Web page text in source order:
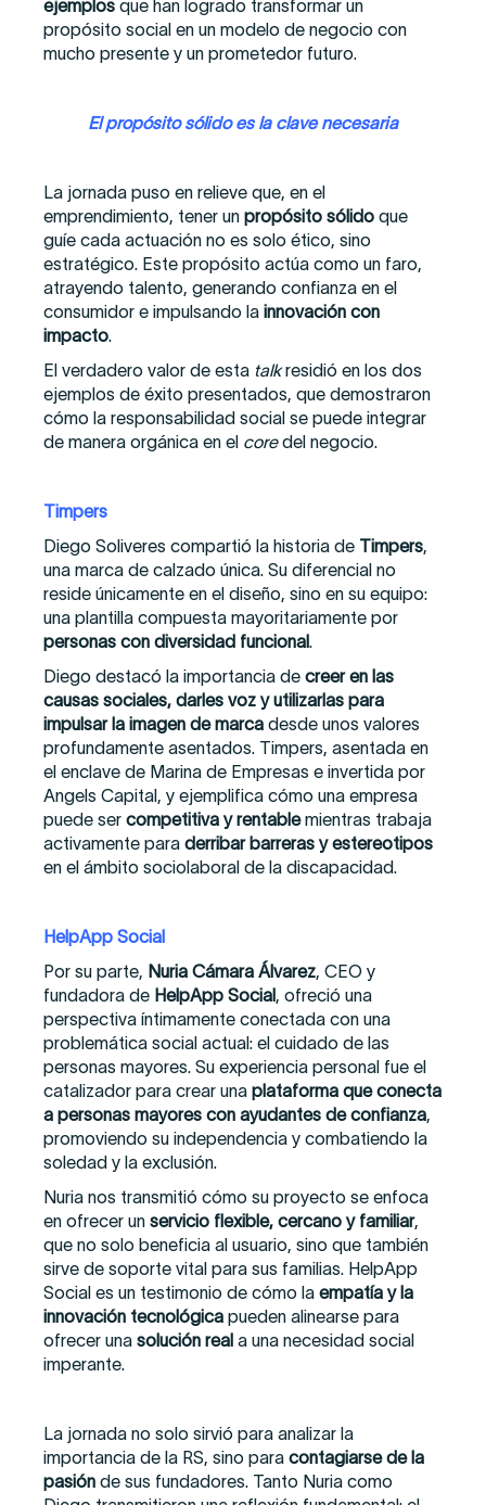
ejemplos que han logrado transformar un
propósito social en un modelo de negocio con
mucho presente y un prometedor futuro.
El propósito sólido es la clave necesaria
La jornada puso en relieve que, en el
emprendimiento, tener un propósito sólido que
guíe cada actuación no es solo ético, sino
estratégico. Este propósito actúa como un faro,
atrayendo talento, generando confianza en el
consumidor e impulsando la innovación con
impacto.
El verdadero valor de esta talkresidió en los dos
ejemplos de éxito presentados, que demostraron
cómo la responsabilidad social se puede integrar
de manera orgánica en el coredel negocio.
Timpers
Diego Soliveres compartió la historia de Timpers,
una marca de calzado única. Su diferencial no
reside únicamente en el diseño, sino en su equipo:
una plantilla compuesta mayoritariamente por
personas con diversidad funcional.
Diego destacó la importancia de creer en las
causas sociales, darles voz y utilizarlas para
impulsar la imagen de marca desde unos valores
profundamente asentados. Timpers, asentada en
el enclave de Marina de Empresas e invertida por
Angels Capital, y ejemplifica cómo una empresa
puede ser competitiva y rentablemientras trabaja
activamente para derribar barreras y estereotipos
en el ámbito sociolaboral de la discapacidad.
HelpApp Social
Por su parte, Nuria Cámara Álvarez, CEO y
fundadora de HelpApp Social, ofreció una
perspectiva íntimamente conectada con una
problemática social actual: el cuidado de las
personas mayores. Su experiencia personal fue el
catalizador para crear una plataforma que conecta
a personas mayores con ayudantes de confianza,
promoviendo su independencia y combatiendo la
soledad y la exclusión.
Nuria nos transmitió cómo su proyecto se enfoca
en ofrecer un servicio flexible, cercano y familiar,
que no solo beneficia al usuario, sino que también
sirve de soporte vital para sus familias. HelpApp
Social es un testimonio de cómo la empatía y la
innovación tecnológica pueden alinearse para
ofrecer una solución real a una necesidad social
imperante.
La jornada no solo sirvió para analizar la
importancia de la RS, sino para contagiarse de la
pasión de sus fundadores. Tanto Nuria como